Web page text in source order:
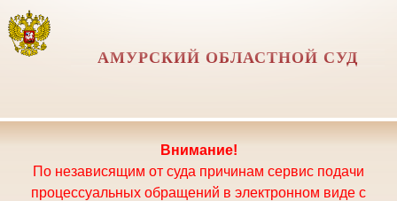
АМУРСКИЙ ОБЛАСТНОЙ СУД
Внимание!
По независящим от суда причинам сервис подачи
процессуальных обращений в электронном виде с